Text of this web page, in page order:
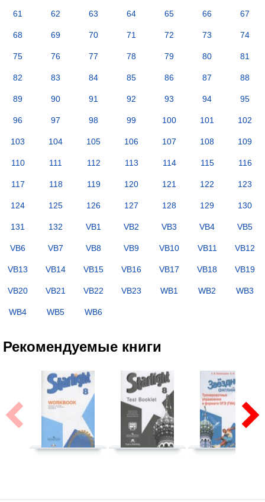
61 62 63 64 65 66 67
68 69 70 71 72 73 74
75 76 77 78 79 80 81
82 83 84 85 86 87 88
89 90 91 92 93 94 95
96 97 98 99 100 101 102
103 104 105 106 107 108 109
110 111 112 113 114 115 116
117 118 119 120 121 122 123
124 125 126 127 128 129 130
131 132 VB1 VB2 VB3 VB4 VB5
VB6 VB7 VB8 VB9 VB10 VB11 VB12
VB13 VB14 VB15 VB16 VB17 VB18 VB19
VB20 VB21 VB22 VB23 WB1 WB2 WB3
WB4 WB5 WB6
Рекомендуемые книги